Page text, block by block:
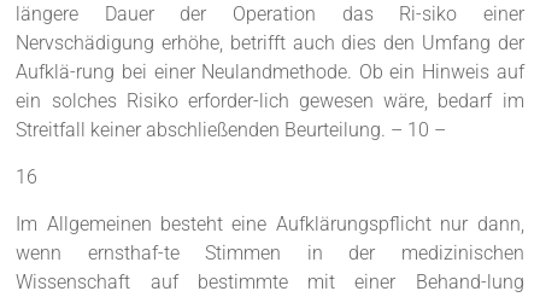
längere Dauer der Operation das Ri-siko einer
Nervschädigung erhöhe, betrifft auch dies den Umfang der
Aufklä-rung bei einer Neulandmethode. Ob ein Hinweis auf
ein solches Risiko erforder-lich gewesen wäre, bedarf im
Streitfall keiner abschließenden Beurteilung. – 10 –
16
Im Allgemeinen besteht eine Aufklärungspflicht nur dann,
wenn ernsthaf-te Stimmen in der medizinischen
Wissenschaft auf bestimmte mit einer Behand-lung